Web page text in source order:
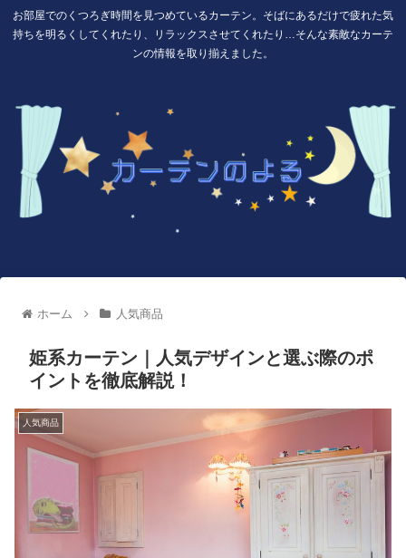
お部屋でのくつろぎ時間を見つめているカーテン。そばにあるだけで疲れた気
持ちを明るくしてくれたり、リラックスさせてくれたり…そんな素敵なカーテ
ンの情報を取り揃えました。
ホーム 人気商品
姫系カーテン｜人気デザインと選ぶ際のポ
イントを徹底解説！
人気商品